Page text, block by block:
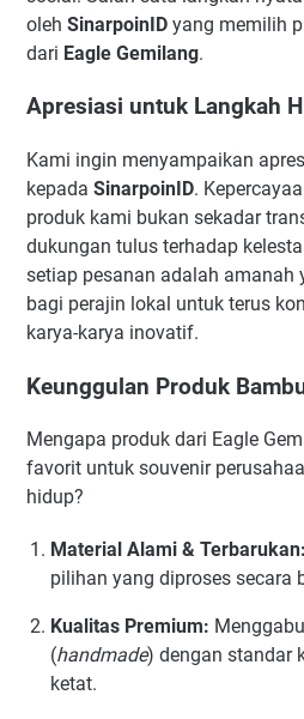
oleh SinarpoinID yang memilih
dari Eagle Gemilang.
Apresiasi untuk Langkah
Kami ingin menyampaikan
kepada SinarpoinID.
produk kami bukan sekadar
dukungan tulus terhadap
setiap pesanan adalah amanah
bagi perajin lokal untuk terus
karya-karya inovatif.
Keunggulan Produk
Mengapa produk dari Eagle
favorit untuk souvenir
hidup?
Material Alami & Terbarukan:
pilihan yang diproses secara
Kualitas Premium:
(handmade) dengan standar
ketat.